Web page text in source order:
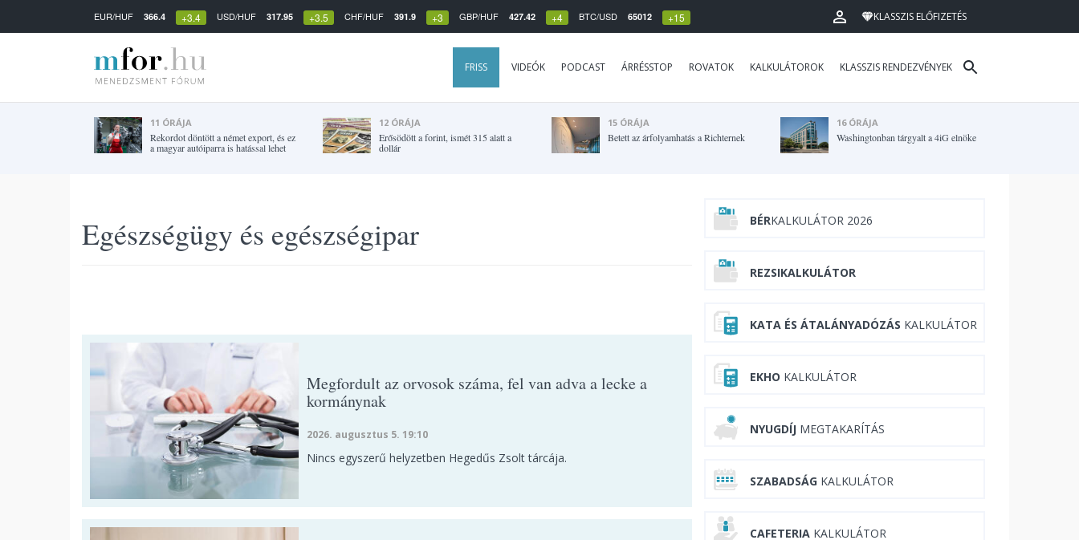
EUR/HUF 366.4 +3.4 USD/HUF 317.95 +3.5 CHF/HUF 391.9 +3 GBP/HUF 427.42 +4 BTC/USD 65012 +15 KLASSZIS ELŐFIZETÉS
FRISS VIDEÓK PODCAST ÁRRÉSSTOP ROVATOK KALKULÁTOROK KLASSZIS RENDEZVÉNYEK
11 ÓRÁJA
Rekordot döntött a német export, és ez
a magyar autóiparra is hatással lehet
12 ÓRÁJA
Erősödött a forint, ismét 315 alatt a
dollár
15 ÓRÁJA
Betett az árfolyamhatás a Richternek
16 ÓRÁJA
Washingtonban tárgyalt a 4iG elnöke
Egészségügy és egészségipar
Megfordult az orvosok száma, fel van adva a lecke a
kormánynak
2026. augusztus 5. 19:10
Nincs egyszerű helyzetben Hegedűs Zsolt tárcája.
BÉRKALKULÁTOR 2026
REZSIKALKULÁTOR
KATA ÉS ÁTALÁNYADÓZÁS KALKULÁTOR
EKHO KALKULÁTOR
NYUGDÍJ MEGTAKARÍTÁS
SZABADSÁG KALKULÁTOR
CAFETERIA KALKULÁTOR